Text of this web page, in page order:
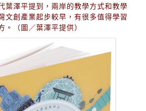
葉澤平提到，兩岸的教學方式和教學
文創產業起步較早，有很多值得學習
。（圖／葉澤平提供）